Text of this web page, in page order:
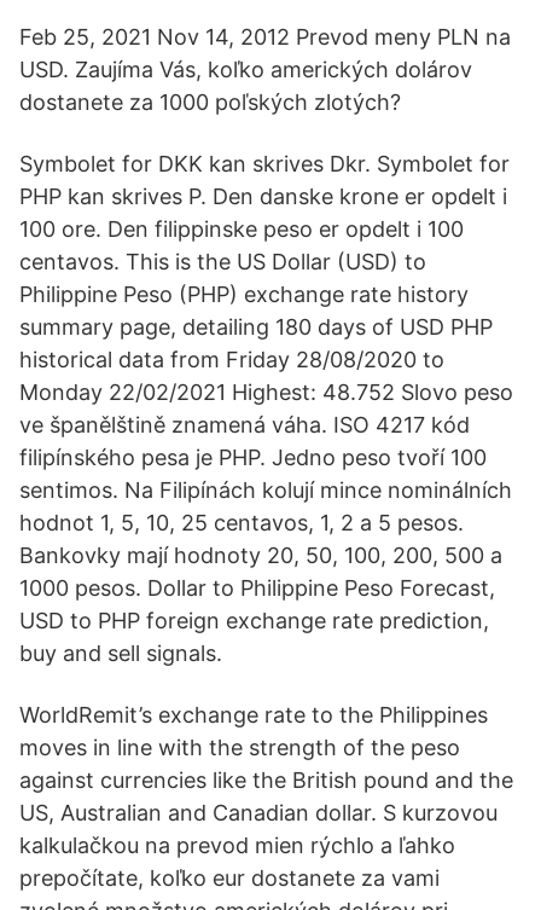
Feb 25, 2021 Nov 14, 2012 Prevod meny PLN na
USD. Zaujíma Vás, koľko amerických dolárov
dostanete za 1000 poľských zlotých?
Symbolet for DKK kan skrives Dkr. Symbolet for
PHP kan skrives P. Den danske krone er opdelt i
100 ore. Den filippinske peso er opdelt i 100
centavos. This is the US Dollar (USD) to
Philippine Peso (PHP) exchange rate history
summary page, detailing 180 days of USD PHP
historical data from Friday 28/08/2020 to
Monday 22/02/2021 Highest: 48.752 Slovo peso
ve španělštině znamená váha. ISO 4217 kód
filipínského pesa je PHP. Jedno peso tvoří 100
sentimos. Na Filipínách kolují mince nominálních
hodnot 1, 5, 10, 25 centavos, 1, 2 a 5 pesos.
Bankovky mají hodnoty 20, 50, 100, 200, 500 a
1000 pesos. Dollar to Philippine Peso Forecast,
USD to PHP foreign exchange rate prediction,
buy and sell signals.
WorldRemit’s exchange rate to the Philippines
moves in line with the strength of the peso
against currencies like the British pound and the
US, Australian and Canadian dollar. S kurzovou
kalkulačkou na prevod mien rýchlo a ľahko
prepočítate, koľko eur dostanete za vami